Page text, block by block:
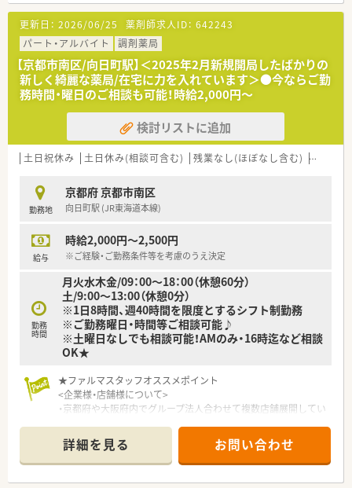
更新日： 2026/06/25 薬剤師求人ID： 642243
パート・アルバイト
調剤薬局
【京都市南区/向日町駅】＜2025年2月新規開局したばかりの
新しく綺麗な薬局/在宅に力を入れています＞●今ならご勤
務時間・曜日のご相談も可能！時給2,000円～
検討リストに追加
土日祝休み 土日休み(相談可含む) 残業なし(ほぼなし含む) 転勤な
勤務地
京都府 京都市南区
向日町駅 (JR東海道本線)
給与
時給2,000円～2,500円
※ご経験・ご勤務条件等を考慮のうえ決定
勤務
時間
月火水木金/09：00～18：00（休憩60分）
土/9:00～13:00（休憩0分）
※1日8時間、週40時間を限度とするシフト制勤務
※ご勤務曜日・時間等ご相談可能♪
※土曜日なしでも相談可能！AMのみ・16時迄など相談
OK★
★ファルマスタッフオススメポイント
<企業様・店舗様について>
・京都府や大阪府内でグループ法人合わせて複数店舗展開してい
・今後は店舗展開を積極的に考えている今乗りに乗った企業様の
一つになります。
・急なお休みなども関連の薬局様から応援があり、体制が整って
いる薬局です
詳細を見る お問い合わせ